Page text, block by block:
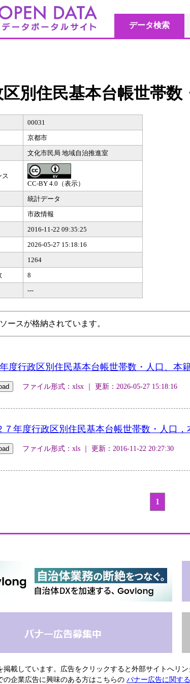
データ検索
別住民基本台帳世帯数
00031
京都市
文化市民局 地域自治推進室
ス
CC-BY 4.0（表示）
統計データ
市政情報
2016-11-22 09:35:25
2026-05-27 15:18:16
1264
8
---
ースが格納されています。
度行政区別住民基本台帳世帯数・人口、本
ファイル形式：xlsx ｜ 更新：2026-05-27 15:18:16
７年度行政区別住民基本台帳世帯数・人口，
ファイル形式：xls ｜ 更新：2016-11-22 20:27:30
1
載しています。広告をクリックすると外部サイトへリ
の企業広告に興味のある方はこちらの バナー広告に関す